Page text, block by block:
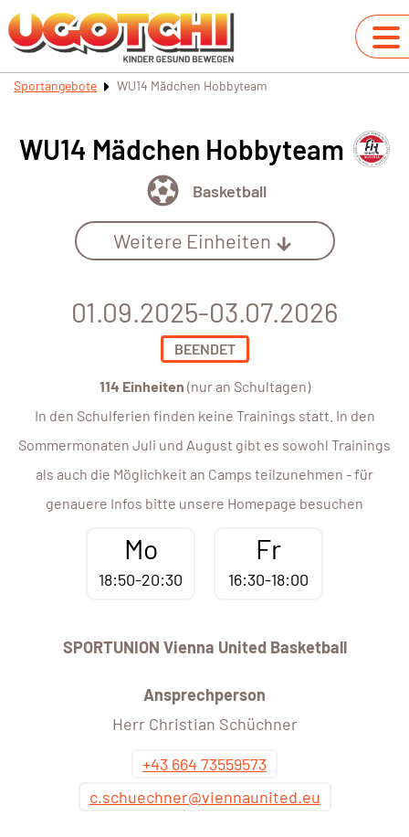
Sportangebote WU14 Mädchen Hobbyteam
WU14 Mädchen Hobbyteam
Basketball
Weitere Einheiten
01.09.2025-03.07.2026
BEENDET
114 Einheiten (nur an Schultagen)
In den Schulferien finden keine Trainings statt. In den
Sommermonaten Juli und August gibt es sowohl Trainings
als auch die Möglichkeit an Camps teilzunehmen - für
genauere Infos bitte unsere Homepage besuchen
Mo
18:50-20:30
Fr
16:30-18:00
SPORTUNION Vienna United Basketball
Ansprechperson
Herr Christian Schüchner
+43 664 73559573
c.schuechner@viennaunited.eu